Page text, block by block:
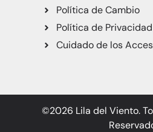
Política de Cambio
Política de Privacidad
Cuidado de los
©2026 Lila del Viento.